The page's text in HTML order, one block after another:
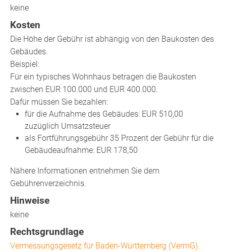
keine
Kosten
Die Höhe der Gebühr ist abhängig von den Baukosten des
Gebäudes.
Beispiel:
Für ein typisches Wohnhaus betragen die Baukosten
zwischen EUR 100.000 und EUR 400.000.
Dafür müssen Sie bezahlen:
für die Aufnahme des Gebäudes: EUR 510,00
zuzüglich Umsatzsteuer
als Fortführungsgebühr 35 Prozent der Gebühr für die
Gebäudeaufnahme: EUR 178,50
Nähere Informationen entnehmen Sie dem
Gebührenverzeichnis.
Hinweise
keine
Rechtsgrundlage
Vermessungsgesetz für Baden-Württemberg (VermG)